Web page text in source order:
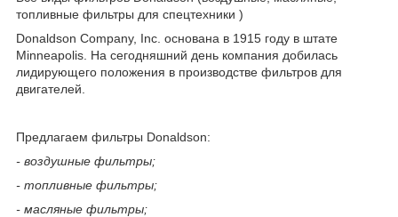
топливные фильтры для спецтехники )
Donaldson Company, Inc. основана в 1915 году в штате
Minneapolis. На сегодняшний день компания добилась
лидирующего положения в производстве фильтров для
двигателей.
Предлагаем фильтры Donaldson:
- воздушные фильтры;
- топливные фильтры;
- масляные фильтры;